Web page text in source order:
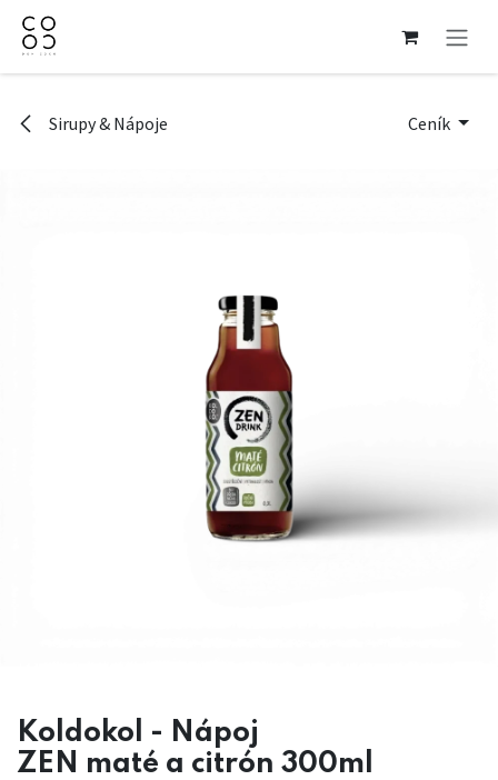
Přejít na obsah
Sirupy & Nápoje Ceník
Koldokol - Nápoj
ZEN maté a citrón 300ml